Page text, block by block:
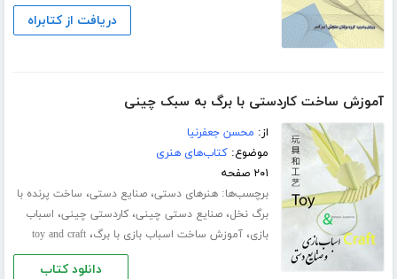
دریافت از کتابراه
آموزش ساخت کاردستی با برگ به سبک چینی
از: محسن جعفرنیا
موضوع:کتاب‌های هنری
۲۰۱ صفحه
برچسب‌ها:هنرهای دستی،صنایع دستی، ساخت پرنده با
برگ نخل،صنایع دستی چینی،کاردستی چینی، اسباب
بازی،آموزش ساخت اسباب بازی با برگ،toy and craft
دانلود کتاب